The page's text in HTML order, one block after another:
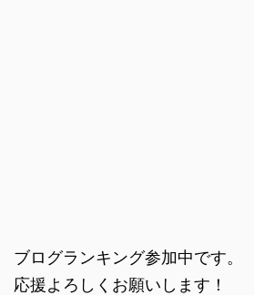
ブログランキング参加中です。
応援よろしくお願いします！